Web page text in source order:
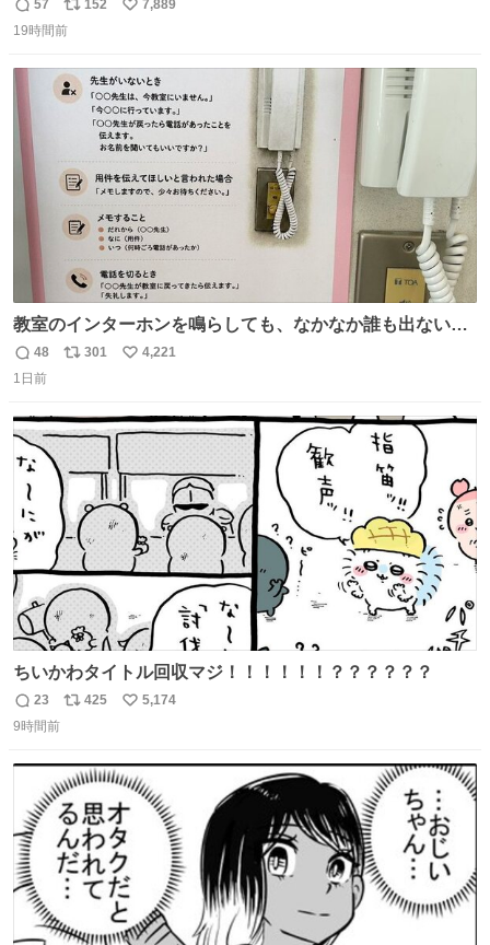
返
信
57
リ
ポ
ト
数
152
い
数
7,889
19時間前
教室のインターホンを鳴らしても、なかなか誰も出ないこ
とがあります…。 もしかすると「電話の出方」に困ってい
るのかもしれません。 そこで「何を話せばいいか」が見え
す。 インターホンの応対も大切なコミュニケーションの学
びです。
返
信
48
リ
ト
301
い
数
4,221
1日前
ちいかわタイトル回収マジ！！！！！！？？？？？？
返
信
23
リ
ト
数
425
い
数
5,174
9時間前